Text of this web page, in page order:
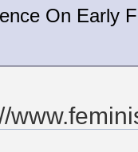
On Early